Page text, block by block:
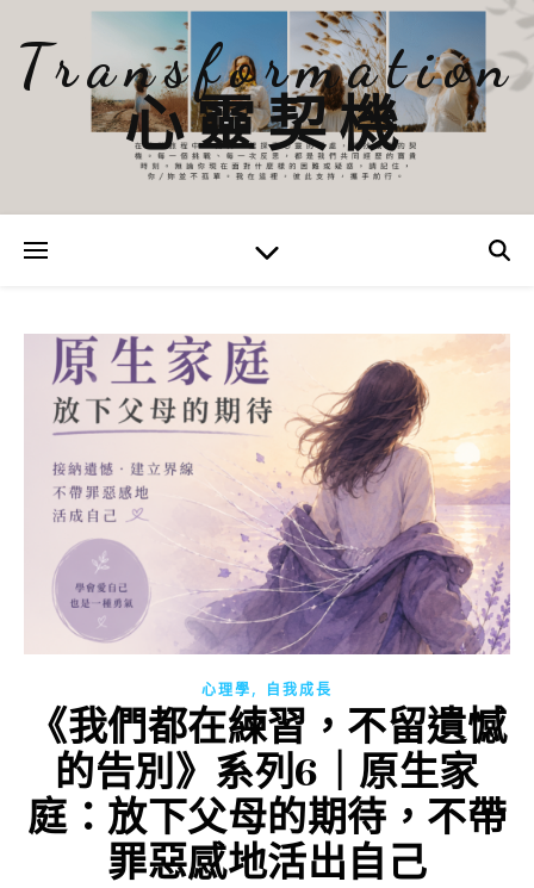
Transformation
心靈契機
心理學, 自我成長
《我們都在練習，不留遺憾
的告別》系列6｜原生家
庭：放下父母的期待，不帶
罪惡感地活出自己